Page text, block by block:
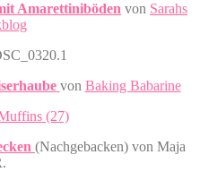
Amarettiniböden von Sarahs
von Baking Babarine
(Nachgebacken) von Maja